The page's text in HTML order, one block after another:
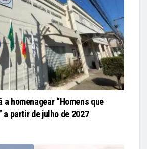
a homenagear “Homens que
a partir de julho de 2027